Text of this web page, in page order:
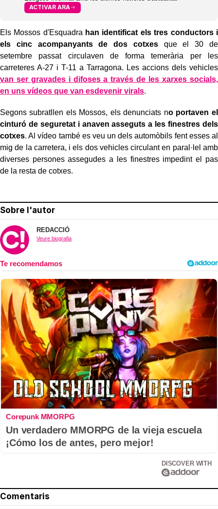
ACTIVAR ARA
Els Mossos d'Esquadra han identificat els tres conductors i
els cinc acompanyants de dos cotxesque el 30 de
setembre passat circulaven de forma temerària per les
carreteres A-27 i T-11 a Tarragona. Les accions dels vehicles
van ser gravades i difoses a través de les xarxes socials,
en uns vídeos que van esdevenir virals.
Segons subratllen els Mossos, els denunciats no portaven el
cinturó de seguretat i anaven asseguts a les finestres dels
cotxes. Al vídeo també es veu un dels automòbils fent esses al
mig de la carretera, i els dos vehicles circulant en paral·lel amb
diverses persones assegudes a les finestres impedint el pas
de la resta de cotxes.
Sobre l'autor
REDACCIÓ
Veure biografia
Corepunk MMORPG
Un verdadero MMORPG de la vieja escuela
¡Cómo los de antes, pero mejor!
DISCOVER WITH
Comentaris